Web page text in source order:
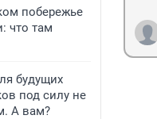
побережье
что там
будущих
под силу не
А вам?